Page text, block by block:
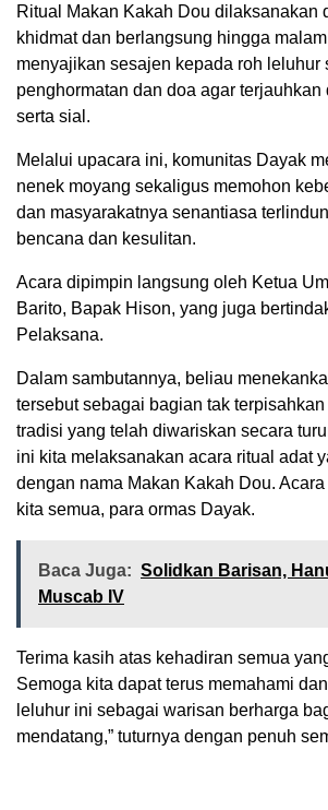
Ritual Makan Kakah Dou dilaksanakan
khidmat dan berlangsung hingga
menyajikan sesajen kepada roh leluhur
penghormatan dan doa agar terjauhkan
serta sial.
Melalui upacara ini, komunitas Dayak
nenek moyang sekaligus memohon
dan masyarakatnya senantiasa
bencana dan kesulitan.
Acara dipimpin langsung oleh Ketua
Barito, Bapak Hison, yang juga
Pelaksana.
Dalam sambutannya, beliau
tersebut sebagai bagian tak
tradisi yang telah diwariskan secara
ini kita melaksanakan acara ritual adat
dengan nama Makan Kakah Dou.
kita semua, para ormas Dayak.
Baca Juga: Solidkan Barisan,
Muscab IV
Terima kasih atas kehadiran semua
Semoga kita dapat terus memahami
leluhur ini sebagai warisan berharga
mendatang,” tuturnya dengan penuh